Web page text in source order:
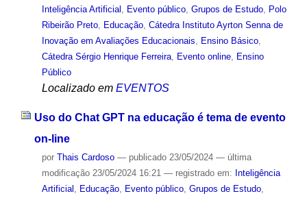
Inteligência Artificial , Evento público, Grupos de Estudo, Polo
Ribeirão Preto, Educação, Cátedra Instituto Ayrton Senna de
Inovação em Avaliações Educacionais, Ensino Básico,
Cátedra Sérgio Henrique Ferreira, Evento online, Ensino
Público
Localizado em EVENTOS
Uso do Chat GPT na educação é tema de evento
on-line
por Thais Cardoso — publicado23/05/2024 — última
modificação23/05/2024 16:21 — registrado em: Inteligência
Artificial
Educação, Evento público, Grupos de Estudo,